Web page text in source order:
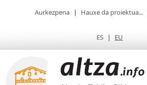
Aurkezpena | Hauxe da proiektua...
ES | EU